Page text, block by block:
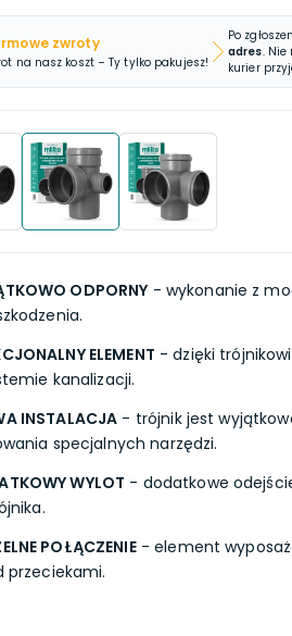
zwroty
na nasz koszt – Ty tylko pakujesz!
Po
adres. Nie
kurier
ODPORNY - wykonanie z
ELEMENT - dzięki
kanalizacji.
INSTALACJA - trójnik jest
specjalnych narzędzi.
WYLOT - dodatkowe
POŁĄCZENIE- element
przeciekami.